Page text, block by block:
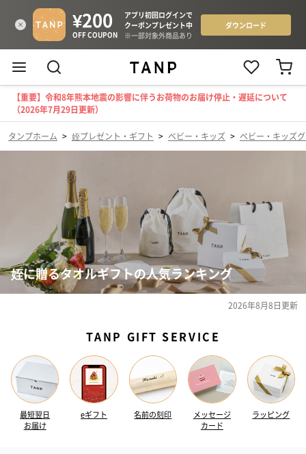
【重要】令和8年熊本地震の影響に伴うお荷物のお届け停止・遅延について
（2026年7月29日更新）
タンプホーム > 姪プレゼント・ギフト > ベビー・キッズ > ベビー・キッズ
姪に贈るタオルギフトの人気ランキング
2026年8月8日更新
TANP GIFT SERVICE
最短翌日
お届け
eギフト 名前の刻印
メッセージ
カード
ラッピング